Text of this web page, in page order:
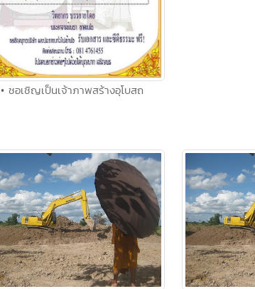
• ชอเชิญเป็นเจ้าภาพสร้างอุโบสถ